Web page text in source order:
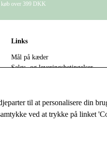
køb over 399 DKK
Links
Mål på kæder
Salgs- og leveringsbetingelser
Kontakt
Find forhandler
Bliv forhandler
til at personalisere din
ved at trykke på linket